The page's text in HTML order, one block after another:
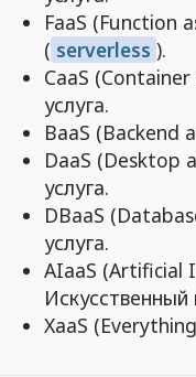
FaaS (Function
( serverless ).
CaaS
услуга.
BaaS (Backend
DaaS (Desktop
услуга.
DBaaS
услуга.
AIaaS (Artificial
Искусственный
XaaS